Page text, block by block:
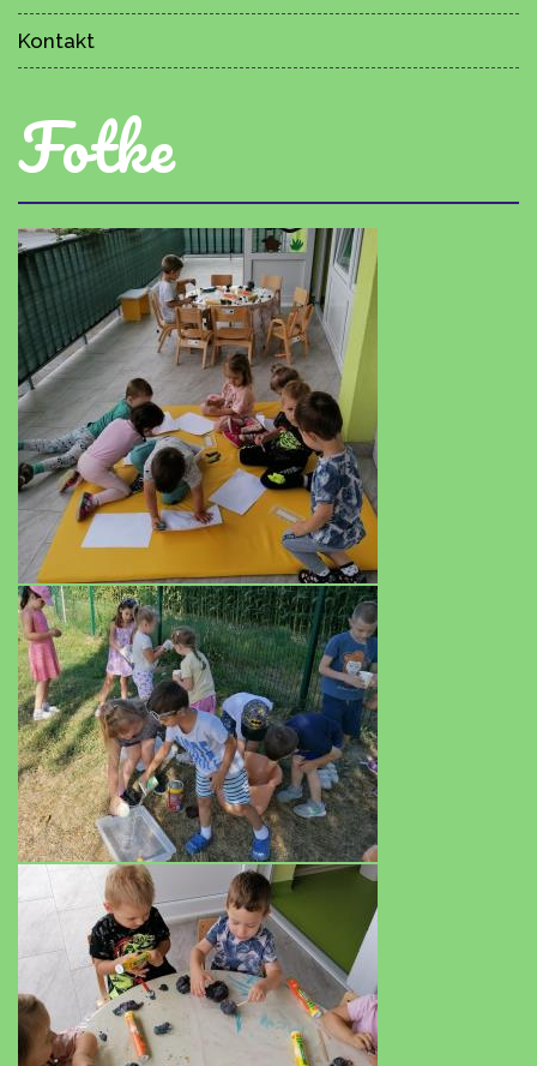
Kontakt
Fotke